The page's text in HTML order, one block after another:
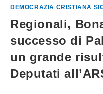
DEMOCRAZIA CRISTIANA
Regionali,
successo di
un grande
Deputati